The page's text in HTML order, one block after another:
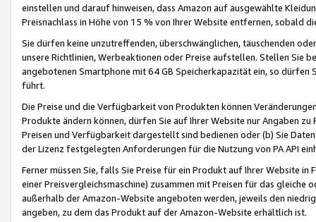
einstellen und darauf hinweisen, dass Amazon auf ausgewählte
Preisnachlass in Höhe von 15 % von Ihrer Website entfernen, sobald
Sie dürfen keine unzutreffenden, überschwänglichen, täuschenden
unsere Richtlinien, Werbeaktionen oder Preise aufstellen. Stellen Sie
angebotenen Smartphone mit 64 GB Speicherkapazität ein, so dürfen
führt.
Die Preise und die Verfügbarkeit von Produkten können
Produkte ändern können, dürfen Sie auf Ihrer Website nur Angaben
Preisen und Verfügbarkeit dargestellt sind bedienen oder (b) Sie
der Lizenz festgelegten Anforderungen für die Nutzung von PA API
Ferner müssen Sie, falls Sie Preise für ein Produkt auf Ihrer Website
einer Preisvergleichsmaschine) zusammen mit Preisen für das
außerhalb der Amazon-Website angeboten werden, jeweils den
angeben, zu dem das Produkt auf der Amazon-Website erhältlich ist.